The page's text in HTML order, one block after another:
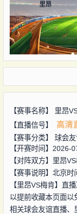
里昂
【赛事名称】 里昂
【直播信号】
高清
【赛事分类】 球会
【开赛时间】2026-
【对阵双方】 里昂
【赛事说明】北京
【里昂VS梅肯】直
以提前收藏本页面以
相关球会友谊直播、